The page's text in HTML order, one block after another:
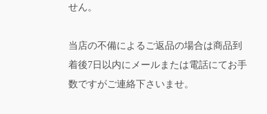
せん。
当店の不備によるご返品の場合は商品到
着後7日以内にメールまたは電話にてお手
数ですがご連絡下さいませ。